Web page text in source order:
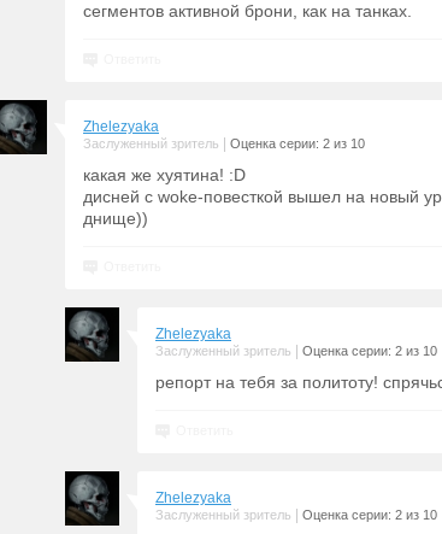
сегментов активной брони, как на танках.
Zhelezyaka
Заслуженный зритель Оценка серии: 2 из 10
какая же xyятина! :D
дисней с woke-повесткой вышел на новый
днище))
Zhelezyaka
Заслуженный зритель Оценка серии: 2 из 10
репорт на тебя за политоту!
Zhelezyaka
Заслуженный зритель Оценка серии: 2 из 10